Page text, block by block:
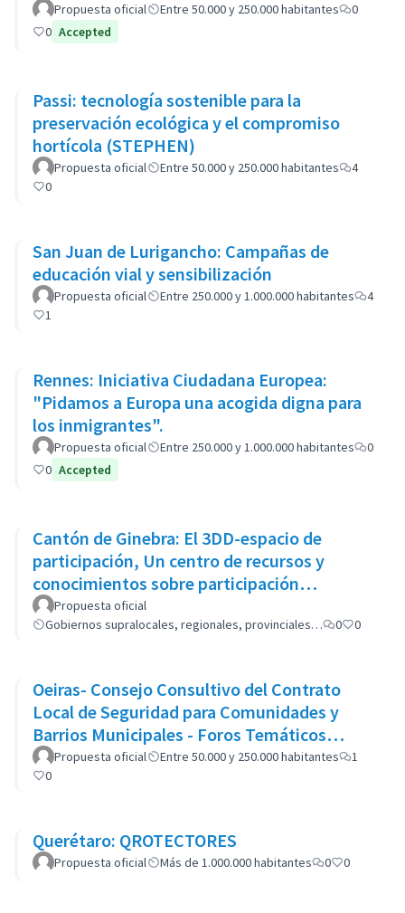
Propuesta oficial Entre 50.000 y 250.000 habitantes
0
0 Accepted
Passi: tecnología sostenible para la
preservación ecológica y el compromiso
hortícola (STEPHEN)
Propuesta oficial Entre 50.000 y 250.000 habitantes
4
0
San Juan de Lurigancho: Campañas de
educación vial y sensibilización
Propuesta oficial Entre 250.000 y 1.000.000 habitantes
4
1
Rennes: Iniciativa Ciudadana Europea:
"Pidamos a Europa una acogida digna para
los inmigrantes".
Propuesta oficial Entre 250.000 y 1.000.000 habitantes
0
0 Accepted
Cantón de Ginebra: El 3DD-espacio de
participación, Un centro de recursos y
conocimientos sobre participación
ciudadana y cooperación
Propuesta oficial
Gobiernos supralocales, regionales, provinciales…
0 0
Oeiras- Consejo Consultivo del Contrato
Local de Seguridad para Comunidades y
Barrios Municipales - Foros Temáticos
(CCCLS de Oeiras)
Propuesta oficial Entre 50.000 y 250.000 habitantes
1
0
Querétaro: QROTECTORES
Propuesta oficial Más de 1.000.000 habitantes 0 0